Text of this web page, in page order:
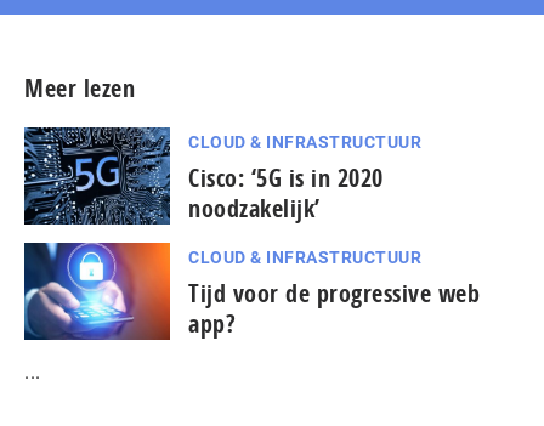
Meer lezen
CLOUD & INFRASTRUCTUUR
Cisco: ‘5G is in 2020
noodzakelijk’
CLOUD & INFRASTRUCTUUR
Tijd voor de progressive web
app?
...